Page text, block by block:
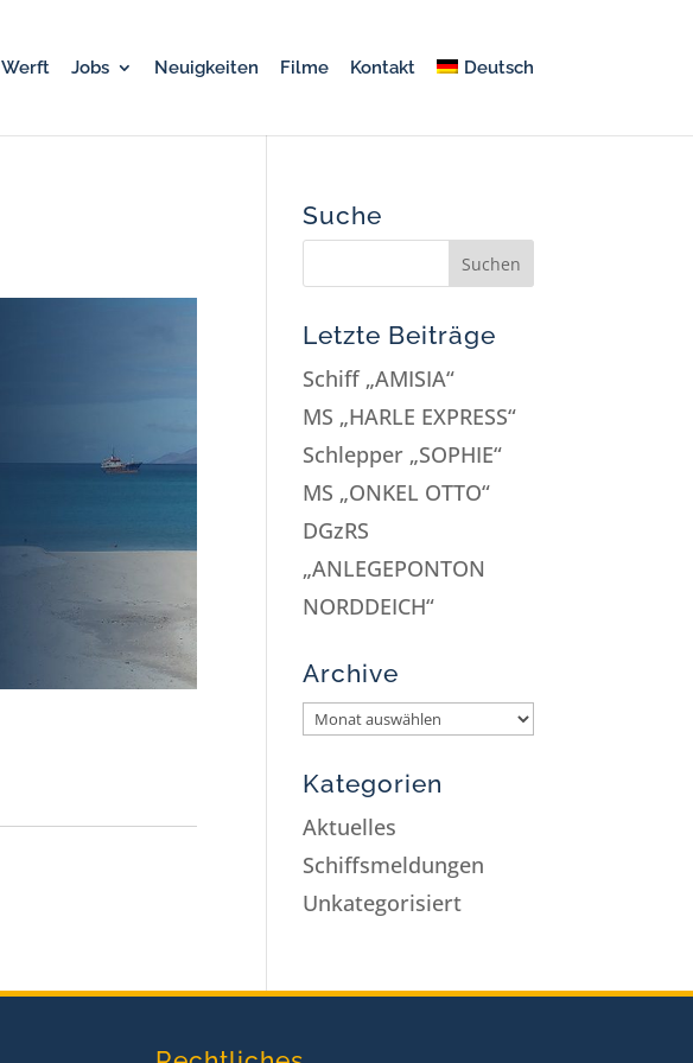
Werft Jobs Neuigkeiten Filme Kontakt Deutsch
Suche
Letzte Beiträge
Schiff „AMISIA“
MS „HARLE EXPRESS“
Schlepper „SOPHIE“
MS „ONKEL OTTO“
DGzRS
„ANLEGEPONTON
NORDDEICH“
Archive
Kategorien
Aktuelles
Schiffsmeldungen
Unkategorisiert